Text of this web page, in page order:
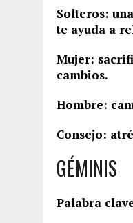
Solteros:
te ayuda a
Mujer:
cambios.
Hombre:
Consejo:
GÉMINIS
Palabra